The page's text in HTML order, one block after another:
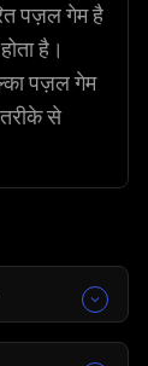
पज़ल गेम है
है।
पज़ल गेम
से
गए गेम्स